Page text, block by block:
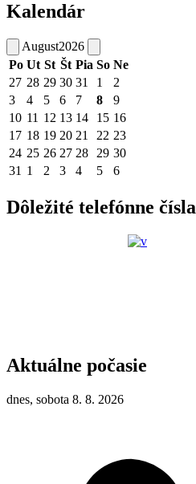
Kalendár
August2026
Po Ut St Št Pia So Ne
27 28 29 30 31 1
2
3
4 5 6 7 8
9
10 11 12 13 14 15 16
17 18 19 20 21 22 23
24 25 26 27 28 29 30
31 1 2 3 4 5 6
Dôležité telefónne čísla
Aktuálne počasie
dnes, sobota 8. 8. 2026